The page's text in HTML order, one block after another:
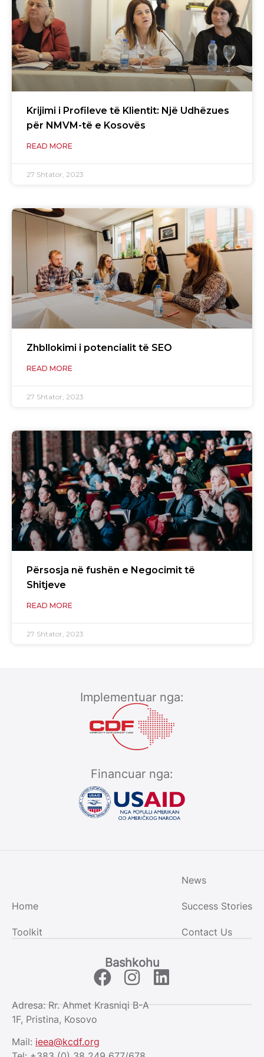
Krijimi i Profileve të Klientit: Një Udhëzues
për NMVM-të e Kosovës
READ MORE
27 Shtator, 2023
Zhbllokimi i potencialit të SEO
READ MORE
27 Shtator, 2023
Përsosja në fushën e Negocimit të
Shitjeve
READ MORE
27 Shtator, 2023
Implementuar nga:
Financuar nga:
Home
Toolkit
News
Success Stories
Contact Us
Bashkohu
Adresa: Rr. Ahmet Krasniqi B-A
1F, Pristina, Kosovo
Mail: ieea@kcdf.org